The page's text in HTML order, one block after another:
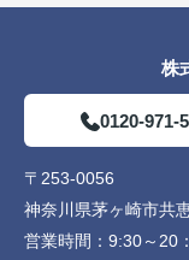
株
0120-971-
〒253-0056
神奈川県茅ヶ崎市共
営業時間： 9:30～20